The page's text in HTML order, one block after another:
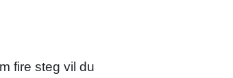
fire steg vil du